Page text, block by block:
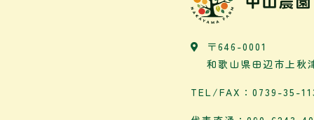
〒646-0001
和歌山県田辺市上秋
TEL/FAX：0739-35-